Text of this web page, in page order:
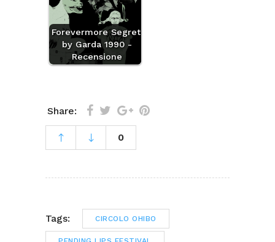
Forevermore Segreti
by Garda 1990 -
Recensione
Share:
0
Tags: CIRCOLO OHIBO